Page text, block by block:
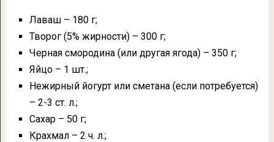
Лаваш – 180 г;
Творог (5% жирности) – 300 г;
Черная смородина (или другая ягода) – 350 г;
Яйцо – 1 шт.;
Нежирный йогурт или сметана (если потребуется)
– 2-3 ст. л.;
Сахар – 50 г;
Крахмал – 2 ч. л.;